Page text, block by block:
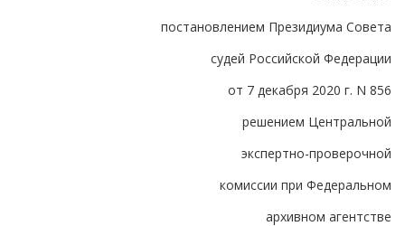
постановлением Президиума Совета
судей Российской Федерации
от 7 декабря 2020 г. N 856
решением Центральной
экспертно-проверочной
комиссии при Федеральном
архивном агентстве